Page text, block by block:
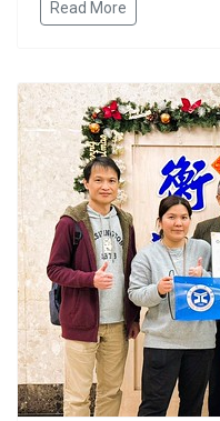
Read More